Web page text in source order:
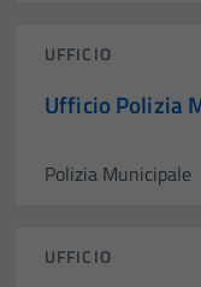
UFFICIO
Ufficio Polizia
Polizia Municipale
UFFICIO